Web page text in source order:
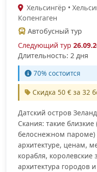
Хельсингёр •
Копенгаген
Автобусный тур
Следующий тур
Длительность: 2 дня
70% cостоится
Скидка 50 € за 32
Датский остров
Скания: такие
белоснежном пароме)
архитектуре, ценам,
корабля, королевские
архитектура городов